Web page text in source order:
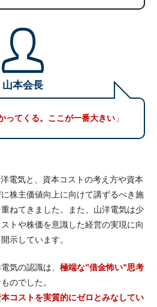
山本会長
ってくる。ここが一番大きい 」
電気と、資本コストの考え方や資本
株主価値向上に向けて講ずるべき施
ねてきました。また、山洋電気は少
トや株価を意識した経営の実現に向
示しています。
気の認識は、 極端な”借金怖い”思考
のでした。
コストを実質的にゼロとみなしてい